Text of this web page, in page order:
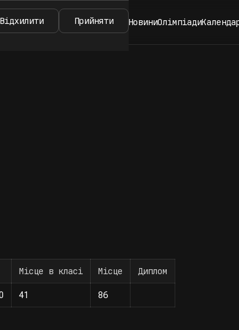
НовиниОлімпіади
Місце в класі Місце Диплом
41 86
Відхилити Прийняти